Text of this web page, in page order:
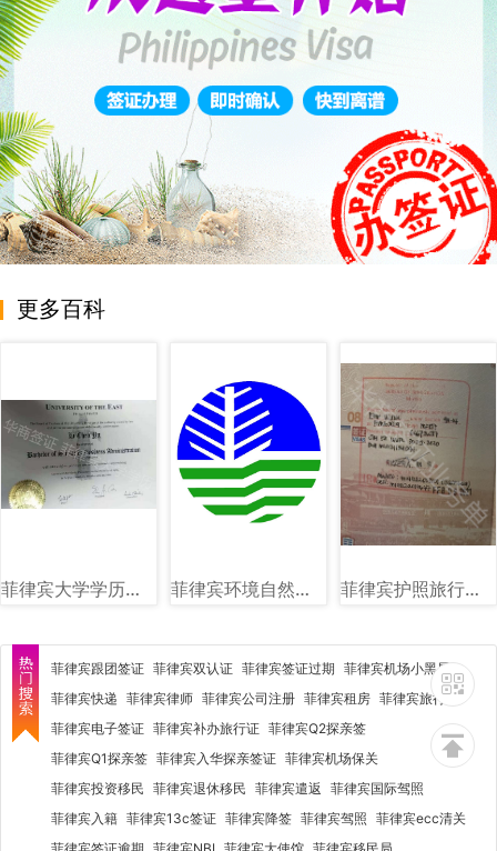
更多百科
菲律宾大学学历图片样式讲解 菲律宾环境自然资源部（DENR）图文讲解 菲律宾护照旅行证盖章图片样式
菲律宾跟团签证 菲律宾双认证 菲律宾签证过期 菲律宾机场小黑屋
菲律宾快递 菲律宾律师 菲律宾公司注册 菲律宾租房 菲律宾旅行社
菲律宾电子签证 菲律宾补办旅行证 菲律宾Q2探亲签
菲律宾Q1探亲签 菲律宾入华探亲签证 菲律宾机场保关
菲律宾投资移民 菲律宾退休移民 菲律宾遣返
菲律宾国际驾照
菲律宾入籍 菲律宾13c签证 菲律宾降签 菲律宾驾照 菲律宾ecc清关